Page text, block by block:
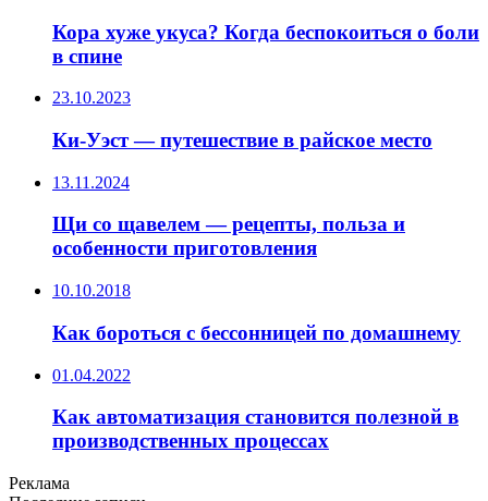
Кора хуже укуса? Когда беспокоиться о боли
в спине
23.10.2023
Ки-Уэст — путешествие в райское место
13.11.2024
Щи со щавелем — рецепты, польза и
особенности приготовления
10.10.2018
Как бороться с бессонницей по домашнему
01.04.2022
Как автоматизация становится полезной в
производственных процессах
Реклама